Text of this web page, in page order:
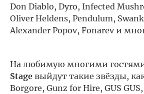
Don Diablo, Dyro, Infected
Oliver Heldens, Pendulum,
Alexander Popov, Fonarev и
На любимую многими
Stage выйдут такие звёзды,
Borgore, Gunz for Hire, GUS